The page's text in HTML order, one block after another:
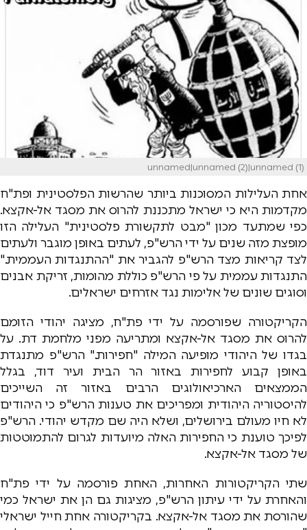
unnamed|unnamed (2)|unnamed (1)
אחת העלילות המסוכנות ביותר שהרשות הפלסטינית ופת"ח
מקדמות היא כי ישראל מתכננת להרוס את מסגד אל-אקצא.
כפי שמתעד מכון "מבט לתקשורת פלסטינית" העלילה הזו
מופצת מזה שנים על ידי הרש"פ, לעתים באופן מוגבר ולעתים
לצד קריאות מצד הרש"פ להגביר את "ההתנגדות העממית."
התנגדות עממית על פי הרש"פ כוללת מהומות, זריקת אבנים
וסוגים שונים של אלימות נגד אזרחים ישראלים.
הקריקטורה שפורסמה על ידי פת"ח, מציגה יהודי הזומם
להרוס את מסגד אל-אקצא ומתריעה מפני מלחמת דת. על
בגדו של היהודי מופיעה המילה "חפירות." הרש"פ מתנגדת
באופן קבוע לחפירות באזור הר הבית ועיר דוד, בגלל
הממצאים הארכיאולוגים הרבים באזור זה השייכים
להיסטוריה היהודית ומפריכים את טענות הרש"פ כי היהודים
לא חיו מעולם בירושלים, ושלא היה שם מקדש יהודי. הרש"פ
לפיכך טוענת כי החפירות האלה מיועדות לגרום להתמוטטות
של מסגד אל-אקצא.
שתי הקריקטורות האחרות, האחת פורסמה על ידי פת"ח
והאחרת על ידי עיתון הרש"פ, מציגות גם הן את ישראל כמי
שהורסת את מסגד אל-אקצא. בקריקטורה אחת חייל ישראלי